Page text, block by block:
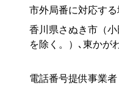
市外局番に対応す
香川県さぬき市（
を除く。）､東かが
電話番号提供事業者